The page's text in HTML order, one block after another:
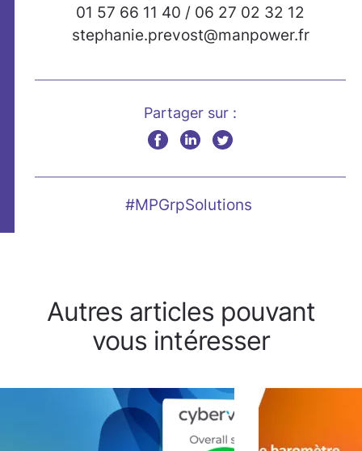
01 57 66 11 40 / 06 27 02 32 12
stephanie.prevost@manpower.fr
Partager sur :
#MPGrpSolutions
Autres articles pouvant
vous intéresser